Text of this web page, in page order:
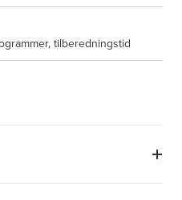
tilberedningstid